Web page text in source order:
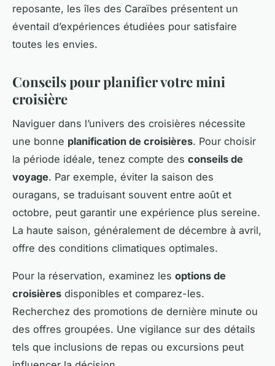
reposante, les îles des Caraïbes présentent un
éventail d’expériences étudiées pour satisfaire
toutes les envies.
Conseils pour planifier votre mini
croisière
Naviguer dans l’univers des croisières nécessite
une bonne planification de croisières. Pour choisir
la période idéale, tenez compte des conseils de
voyage. Par exemple, éviter la saison des
ouragans, se traduisant souvent entre août et
octobre, peut garantir une expérience plus sereine.
La haute saison, généralement de décembre à avril,
offre des conditions climatiques optimales.
Pour la réservation, examinez les options de
croisières disponibles et comparez-les.
Recherchez des promotions de dernière minute ou
des offres groupées. Une vigilance sur des détails
tels que inclusions de repas ou excursions peut